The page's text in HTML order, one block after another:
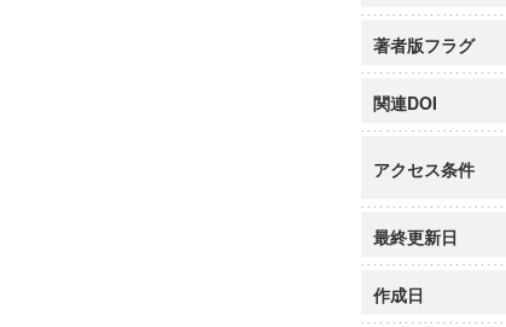
著者版フラグ
関連DOI
アクセス条件
最終更新日
作成日